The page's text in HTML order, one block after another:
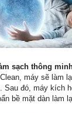
sạch thông
máy sẽ làm
Sau đó, máy kích
bề mặt dàn làm